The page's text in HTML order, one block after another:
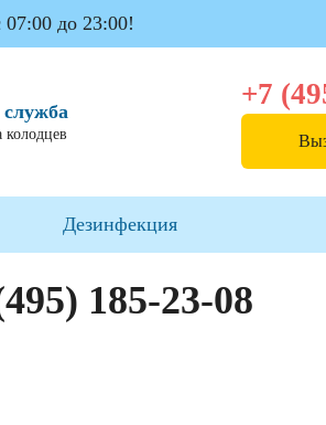
07:00 до 23:00!
+7
Дезинфекция
185-23-08